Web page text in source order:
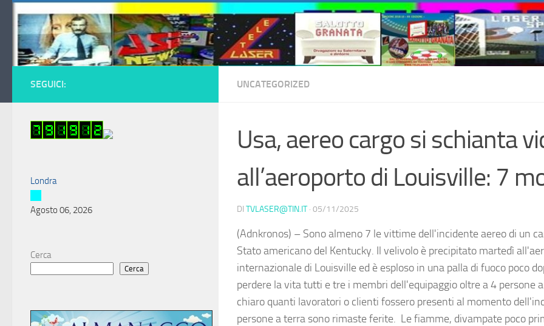
Salta al contenuto
UNCATEGORIZED
Usa, aereo cargo si schianta
all’aeroporto di Louisville: 7
DI TVLASER@TIN.IT · 05/11/2025
(Adnkronos) – Sono almeno 7 le vittime dell'incidente aereo di un
Stato americano del Kentucky. Il velivolo è precipitato martedì
internazionale di Louisville ed è esploso in una palla di fuoco poco
perdere la vita tutti e tre i membri dell'equipaggio oltre a 4 persone
chiaro quanti lavoratori o clienti fossero presenti al momento
persone a terra sono rimaste ferite. Le fiamme, divampate poco
SEGUICI:
Londra
Agosto 06, 2026
Cerca
Cerca